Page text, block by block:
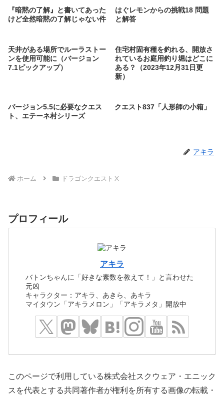
『暗黙の了解』と書いてあった
けど全然暗黙の了解じゃない件
はぐレモンからの挑戦18 問題
と解答
天井がある場所でルーラストー
ンを使用可能に（バージョン
7.1ピックアップ）
住宅村固有種を釣れる、開放さ
れているお庭用釣り堀はどこに
ある？（2023年12月31日更
新）
バージョン5.5に必要なクエス
ト、エテーネ村シリーズ
クエスト837「人形師の小箱」
アキラ
ホーム ドラゴンクエストⅩ
プロフィール
アキラ
バトンちゃんに「好きな素数を教えて！」と言わせた
元凶
キャラクター：アキラ、あきら、あキラ
マイタウン「アキラメロン」「アキラメタ」開放中
このページで利用している株式会社スクウェア・エニック
スを代表とする共同著作者が権利を所有する画像の転載・